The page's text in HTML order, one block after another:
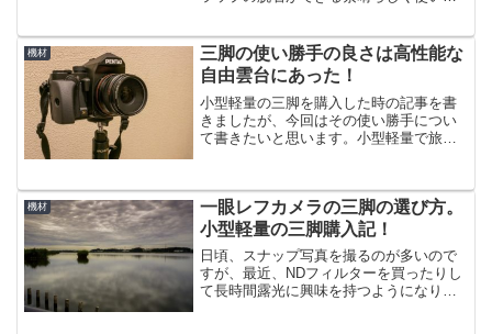
明しましょう。ピークデザインのストラ
ップを購入した時の付属品...
機材
三脚の使い勝手の良さは高性能な
自由雲台にあった！
小型軽量の三脚を購入した時の記事を書
きましたが、今回はその使い勝手につい
て書きたいと思います。小型軽量で旅行
た。三脚はコンパクトな割にはかなり剛
性が高い感じ。PENAX...
機材
一眼レフカメラの三脚の選び方。
小型軽量の三脚購入記！
日頃、スナップ写真を撮るのが多いので
すが、最近、NDフィルターを買ったりし
て長時間露光に興味を持つようになりま